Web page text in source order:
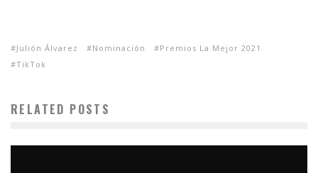
Julión Álvarez Nominación
Premios La Mejor 2021
TikTok
RELATED POSTS